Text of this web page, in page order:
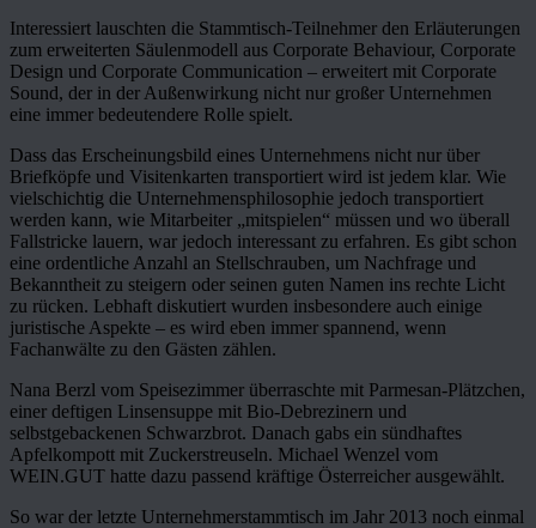
Interessiert lauschten die Stammtisch-Teilnehmer den Erläuterungen
zum erweiterten Säulenmodell aus Corporate Behaviour, Corporate
Design und Corporate Communication – erweitert mit Corporate
Sound, der in der Außenwirkung nicht nur großer Unternehmen
eine immer bedeutendere Rolle spielt.
Dass das Erscheinungsbild eines Unternehmens nicht nur über
Briefköpfe und Visitenkarten transportiert wird ist jedem klar. Wie
vielschichtig die Unternehmensphilosophie jedoch transportiert
werden kann, wie Mitarbeiter „mitspielen“ müssen und wo überall
Fallstricke lauern, war jedoch interessant zu erfahren. Es gibt schon
eine ordentliche Anzahl an Stellschrauben, um Nachfrage und
Bekanntheit zu steigern oder seinen guten Namen ins rechte Licht
zu rücken. Lebhaft diskutiert wurden insbesondere auch einige
juristische Aspekte – es wird eben immer spannend, wenn
Fachanwälte zu den Gästen zählen.
Nana Berzl vom Speisezimmer überraschte mit Parmesan-Plätzchen,
einer deftigen Linsensuppe mit Bio-Debrezinern und
selbstgebackenen Schwarzbrot. Danach gabs ein sündhaftes
Apfelkompott mit Zuckerstreuseln. Michael Wenzel vom
WEIN.GUT hatte dazu passend kräftige Österreicher ausgewählt.
So war der letzte Unternehmerstammtisch im Jahr 2013 noch einmal